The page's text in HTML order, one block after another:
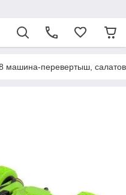
машина-перевертыш,